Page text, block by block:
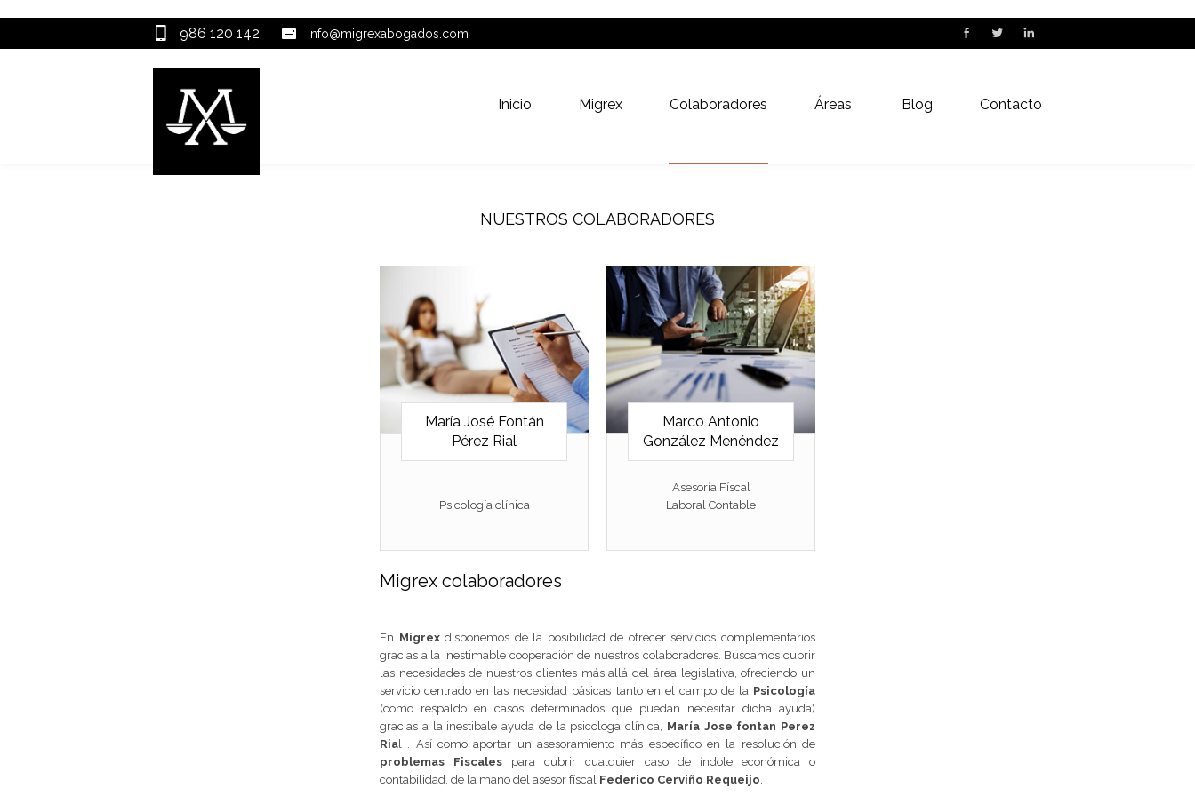
986 120 142 info@migrexabogados.com
Inicio Migrex Colaboradores Áreas Blog Contacto
NUESTROS COLABORADORES
María José Fontán
Pérez Rial
Psicología clínica
Marco Antonio
González Menéndez
Asesoría Físcal
Laboral Contable
Migrex colaboradores
En Migrexdisponemos de la posibilidad de ofrecer servicios complementarios
gracias a la inestimable cooperación de nuestros colaboradores. Buscamos cubrir
las necesidades de nuestros clientes más allá del área legislativa, ofreciendo un
servicio centrado en las necesidad básicas tanto en el campo de la Psicología
(como respaldo en casos determinados que puedan necesitar dicha ayuda)
gracias a la inestibale ayuda de la psicologa clínica, María Jose fontan Perez
Rial . Así como aportar un asesoramiento más específico en la resolución de
problemas
Fiscales para cubrir cualquier caso de índole económica o
contabilidad, de la mano del asesor físcal Federico Cerviño Requeijo.